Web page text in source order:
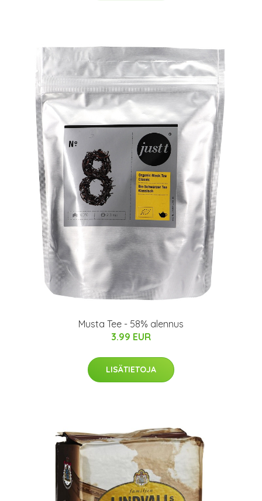
Musta Tee - 58% alennus
3.99 EUR
LISÄTIETOJA